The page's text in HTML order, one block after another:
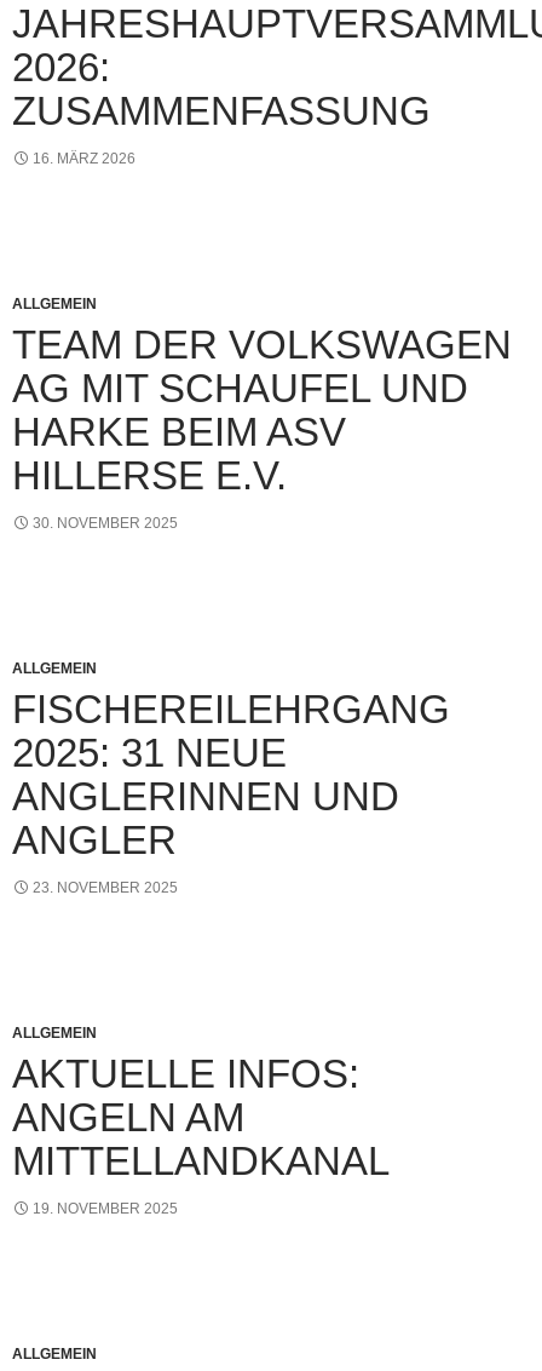
2026:
ZUSAMMENFASSUNG
16. MÄRZ 2026
ALLGEMEIN
TEAM DER VOLKSWAGEN
AG MIT SCHAUFEL UND
HARKE BEIM ASV
HILLERSE E.V.
30. NOVEMBER 2025
ALLGEMEIN
FISCHEREILEHRGANG
2025: 31 NEUE
ANGLERINNEN UND
ANGLER
23. NOVEMBER 2025
ALLGEMEIN
AKTUELLE INFOS:
ANGELN AM
MITTELLANDKANAL
19. NOVEMBER 2025
ALLGEMEIN